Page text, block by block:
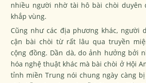
nhiều người nhờ tài hô bài chòi duyên
khắp vùng.
Cũng như các địa phương khác, người
cận bài chòi từ rất lâu qua truyền
cộng đồng. Dần dà, do ảnh hưởng bởi
hóa nghệ thuật khác mà bài chòi ở Hội
tỉnh miền Trung nói chung ngày càng